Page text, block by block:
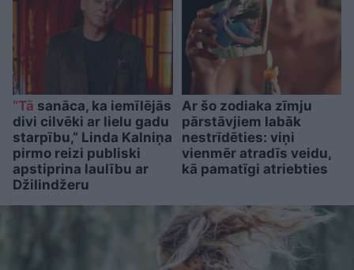
“Tā sanāca, ka iemīlējās
divi cilvēki ar lielu gadu
starpību,” Linda Kalniņa
pirmo reizi publiski
apstiprina laulību ar
Džilindžeru
Ar šo zodiaka zīmju
pārstāvjiem labāk
nestrīdēties: viņi
vienmēr atradīs veidu,
kā pamatīgi atriebties